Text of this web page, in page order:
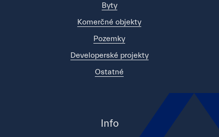
Byty
Komerčné objekty
Pozemky
Developerské projekty
Ostatné
Info